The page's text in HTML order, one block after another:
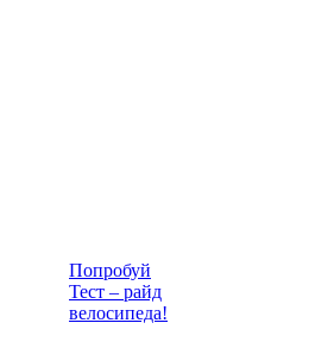
Попробуй
Тест – райд
велосипеда!